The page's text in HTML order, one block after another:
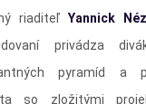
riaditeľ Yannick
privádza
pyramíd a
so zložitými